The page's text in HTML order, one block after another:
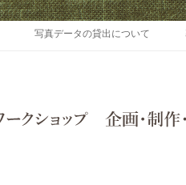
写真データの貸出について